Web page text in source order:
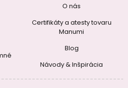
O nás
Certifikáty a atesty tovaru
Manumi
Blog
Návody & Inšpirácia